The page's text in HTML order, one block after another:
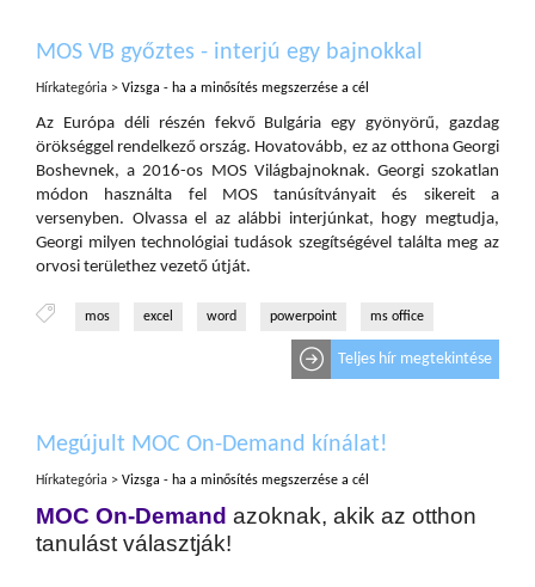
MOS VB győztes - interjú egy bajnokkal
Hírkategória > Vizsga - ha a minősítés megszerzése a cél
Az Európa déli részén fekvő Bulgária egy gyönyörű, gazdag
örökséggel rendelkező ország. Hovatovább, ez az otthona Georgi
Boshevnek, a 2016-os MOS Világbajnoknak. Georgi szokatlan
módon használta fel MOS tanúsítványait és sikereit a
versenyben. Olvassa el az alábbi interjúnkat, hogy megtudja,
Georgi milyen technológiai tudások szegítségével találta meg az
orvosi területhez vezető útját.
mos excel word powerpoint ms office
Teljes hír megtekintése
Megújult MOC On-Demand kínálat!
Hírkategória > Vizsga - ha a minősítés megszerzése a cél
MOC On-Demand azoknak, akik az otthon
tanulást választják!